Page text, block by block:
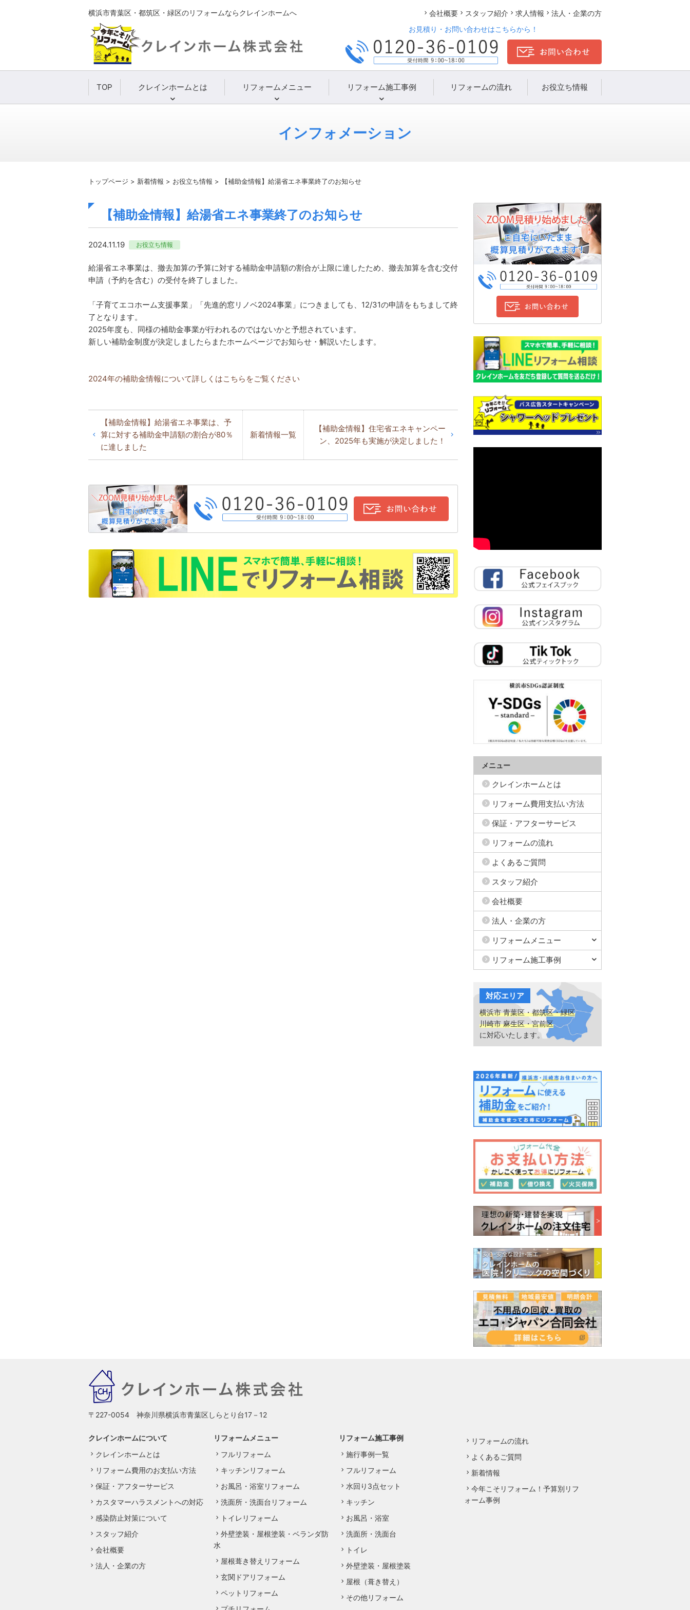
横浜市青葉区・都筑区・緑区のリフォームならクレインホームへ 会社概要 スタッフ紹介 求人情報
法人・企業の方
お見積り・お問い合わせはこちらから！
TOP クレインホームとは リフォームメニュー リフォーム施工事例 リフォームの流れ お役立ち情報
インフォメーション
トップページ > 新着情報 > お役立ち情報 > 【補助金情報】給湯省エネ事業終了のお知らせ
【補助金情報】給湯省エネ事業終了のお知らせ
2024.11.19 お役立ち情報
給湯省エネ事業は、撤去加算の予算に対する補助金申請額の割合が上限に達したため、撤去加算を含む交付
申請（予約を含む）の受付を終了しました。
「子育てエコホーム支援事業」「先進的窓リノベ2024事業」につきましても、12/31の申請をもちまして終
了となります。
2025年度も、同様の補助金事業が行われるのではないかと予想されています。
新しい補助金制度が決定しましたらまたホームページでお知らせ・解説いたします。
2024年の補助金情報について詳しくはこちらをご覧ください
【補助金情報】給湯省エネ事業は、予
算に対する補助金申請額の割合が80％
に達しました
新着情報一覧
【補助金情報】住宅省エネキャンペー
ン、2025年も実施が決定しました！
メニュー
クレインホームとは
リフォーム費用支払い方法
保証・アフターサービス
リフォームの流れ
よくあるご質問
スタッフ紹介
会社概要
法人・企業の方
リフォームメニュー
リフォーム施工事例
対応エリア
横浜市 青葉区・都筑区・緑区
川崎市 麻生区・宮前区
に対応いたします。
〒227-0054 神奈川県横浜市青葉区しらとり台17－12
クレインホームについて
クレインホームとは
リフォーム費用のお支払い方法
保証・アフターサービス
カスタマーハラスメントへの対応
感染防止対策について
スタッフ紹介
会社概要
法人・企業の方
リフォームメニュー
フルリフォーム
キッチンリフォーム
お風呂・浴室リフォーム
洗面所・洗面台リフォーム
トイレリフォーム
外壁塗装・屋根塗装・ベランダ防
水
屋根葺き替えリフォーム
玄関ドアリフォーム
ペットリフォーム
リフォーム施工事例
施行事例一覧
フルリフォーム
水回り3点セット
キッチン
お風呂・浴室
洗面所・洗面台
トイレ
外壁塗装・屋根塗装
屋根（葺き替え）
その他リフォーム
リフォームの流れ
よくあるご質問
新着情報
今年こそリフォーム！予算別リフ
ォーム事例